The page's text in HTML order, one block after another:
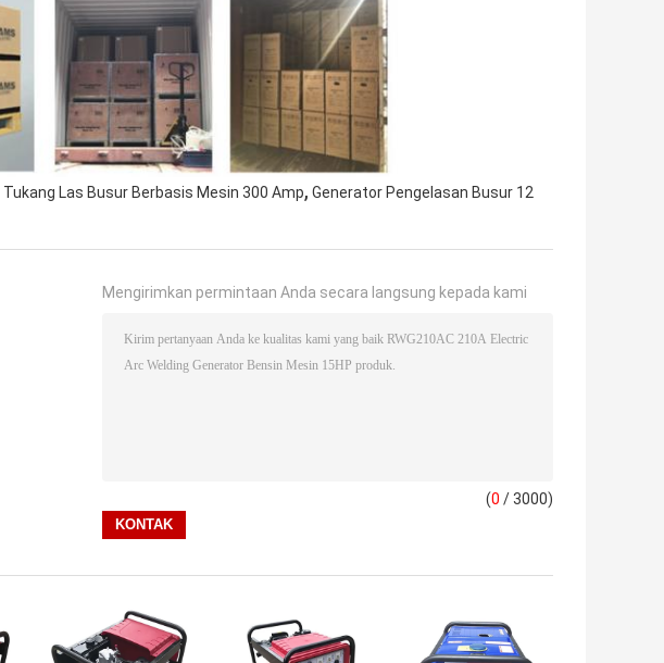
Tukang Las Busur Berbasis Mesin 300 Amp, Generator Pengelasan Busur 12
Mengirimkan permintaan Anda secara langsung kepada kami
(0 / 3000)